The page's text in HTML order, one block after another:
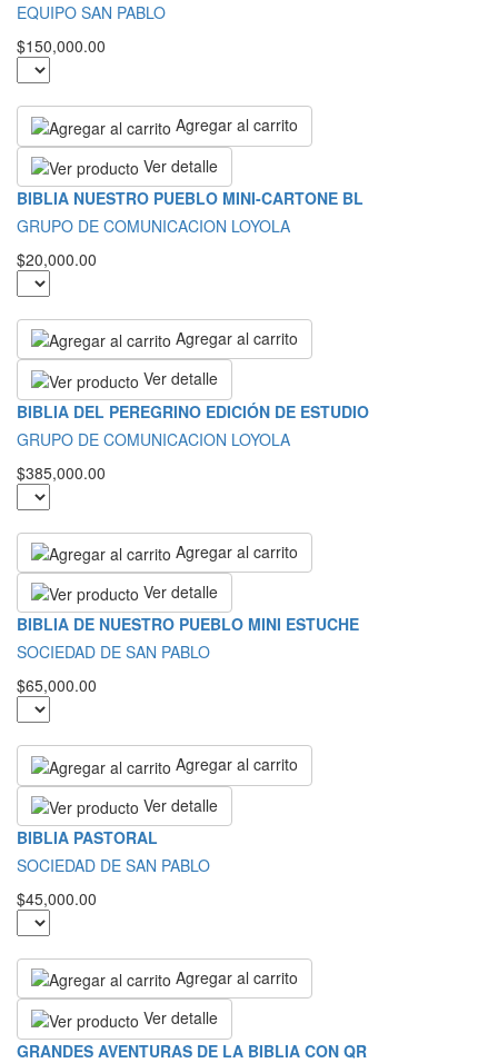
EQUIPO SAN PABLO
$150,000.00
Agregar al carrito
Ver detalle
BIBLIA NUESTRO PUEBLO MINI-CARTONE BL
GRUPO DE COMUNICACION LOYOLA
$20,000.00
Agregar al carrito
Ver detalle
BIBLIA DEL PEREGRINO EDICIÓN DE ESTUDIO
GRUPO DE COMUNICACION LOYOLA
$385,000.00
Agregar al carrito
Ver detalle
BIBLIA DE NUESTRO PUEBLO MINI ESTUCHE
SOCIEDAD DE SAN PABLO
$65,000.00
Agregar al carrito
Ver detalle
BIBLIA PASTORAL
SOCIEDAD DE SAN PABLO
$45,000.00
Agregar al carrito
Ver detalle
GRANDES AVENTURAS DE LA BIBLIA CON QR